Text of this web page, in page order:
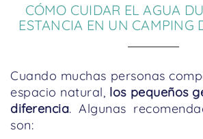
CÓMO CUIDAR EL AGUA
ESTANCIA EN UN CAMPING
Cuando muchas personas
espacio natural, los pequeños
diferencia. Algunas
son: